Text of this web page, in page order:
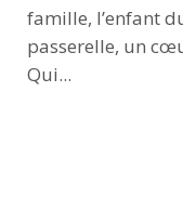
famille, l’enfant
passerelle, un
Qui...